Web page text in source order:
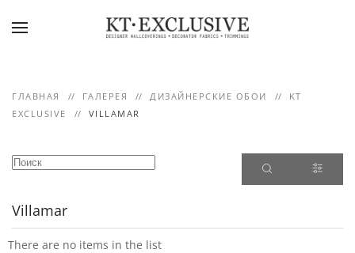
ГЛАВНАЯ ГАЛЕРЕЯ ДИЗАЙНЕРСКИЕ ОБОИ
KT
EXCLUSIVE
VILLAMAR
Villamar
There are no items in the list